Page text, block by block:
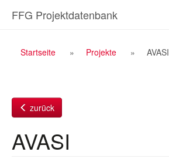
InhaltFFG Projektdatenbank
Breadcrumb
Startseite Projekte AVASI
zurück
AVASI